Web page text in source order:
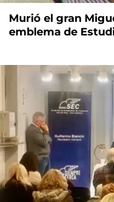
Murió el gran
emblema de